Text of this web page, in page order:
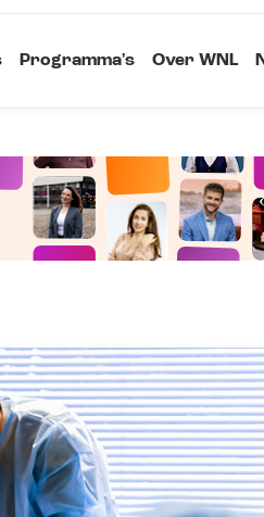
Programma's Over WNL